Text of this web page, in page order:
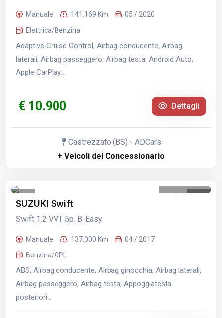
Manuale 141.169 Km
05 / 2020
Elettrica/Benzina
Adaptive Cruise Control, Airbag conducente, Airbag
laterali, Airbag passeggero, Airbag testa, Android Auto,
Apple CarPlay...
€ 10.900 Dettagli
Castrezzato (BS) - ADCars
+ Veicoli del Concessionario
1 /12
SUZUKI Swift
Swift 1.2 VVT 5p. B-Easy
Manuale 137.000 Km
04 / 2017
Benzina/GPL
ABS, Airbag conducente, Airbag ginocchia, Airbag laterali,
Airbag passeggero, Airbag testa, Appoggiatesta
posteriori...